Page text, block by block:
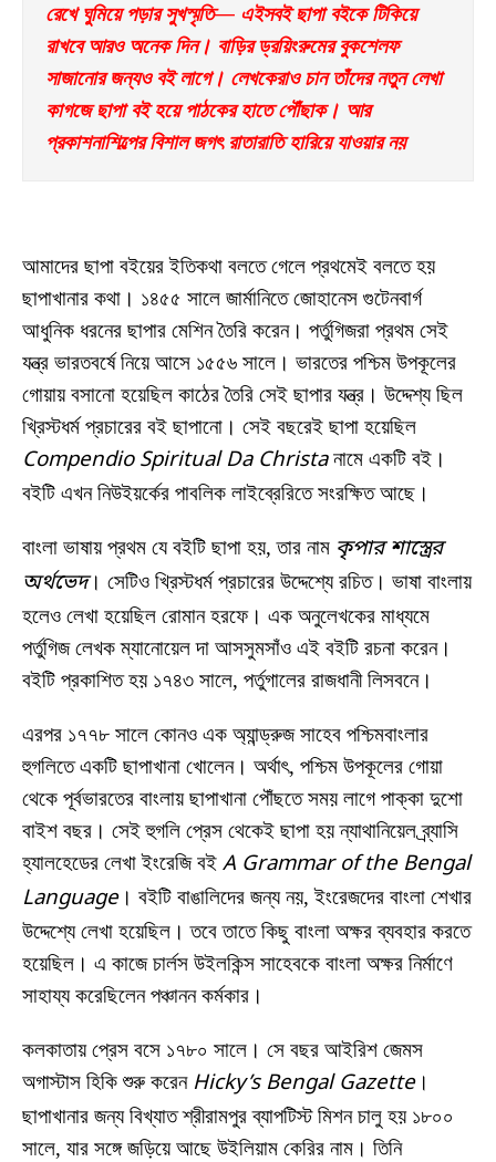
রেখে ঘুমিয়ে পড়ার সুখস্মৃতি— এইসবই ছাপা বইকে টিকিয়ে
রাখবে আরও অনেক দিন। বাড়ির ড্রয়িংরুমের বুকশেলফ
সাজানোর জন্যও বই লাগে। লেখকেরাও চান তাঁদের নতুন লেখা
কাগজে ছাপা বই হয়ে পাঠকের হাতে পৌঁছাক। আর
প্রকাশনাশিল্পের বিশাল জগৎ রাতারাতি হারিয়ে যাওয়ার নয়
আমাদের ছাপা বইয়ের ইতিকথা বলতে গেলে প্রথমেই বলতে হয়
ছাপাখানার কথা। ১৪৫৫ সালে জার্মানিতে জোহানেস গুটেনবার্গ
আধুনিক ধরনের ছাপার মেশিন তৈরি করেন। পর্তুগিজরা প্রথম সেই
যন্ত্র ভারতবর্ষে নিয়ে আসে ১৫৫৬ সালে। ভারতের পশ্চিম উপকূলের
গোয়ায় বসানো হয়েছিল কাঠের তৈরি সেই ছাপার যন্ত্র। উদ্দেশ্য ছিল
খ্রিস্টধর্ম প্রচারের বই ছাপানো। সেই বছরেই ছাপা হয়েছিল
Compendio Spiritual Da Christaনামে একটি বই।
বইটি এখন নিউইয়র্কের পাবলিক লাইব্রেরিতে সংরক্ষিত আছে।
বাংলা ভাষায় প্রথম যে বইটি ছাপা হয়, তার নাম কৃপার শাস্ত্রের
অর্থভেদ। সেটিও খ্রিস্টধর্ম প্রচারের উদ্দেশ্যে রচিত। ভাষা বাংলায়
হলেও লেখা হয়েছিল রোমান হরফে। এক অনুলেখকের মাধ্যমে
পর্তুগিজ লেখক ম্যানোয়েল দা আসসুমসাঁও এই বইটি রচনা করেন।
বইটি প্রকাশিত হয় ১৭৪৩ সালে, পর্তুগালের রাজধানী লিসবনে।
এরপর ১৭৭৮ সালে কোনও এক অ্যান্ড্রুজ সাহেব পশ্চিমবাংলার
হুগলিতে একটি ছাপাখানা খোলেন। অর্থাৎ, পশ্চিম উপকূলের গোয়া
থেকে পূর্বভারতের বাংলায় ছাপাখানা পৌঁছতে সময় লাগে পাক্কা দুশো
বাইশ বছর। সেই হুগলি প্রেস থেকেই ছাপা হয় ন্যাথানিয়েল ব্র্যাসি
হ্যালহেডের লেখা ইংরেজি বই A Grammar of the Bengal
Language। বইটি বাঙালিদের জন্য নয়, ইংরেজদের বাংলা শেখার
উদ্দেশ্যে লেখা হয়েছিল। তবে তাতে কিছু বাংলা অক্ষর ব্যবহার করতে
হয়েছিল। এ কাজে চার্লস উইলকিন্স সাহেবকে বাংলা অক্ষর নির্মাণে
সাহায্য করেছিলেন পঞ্চানন কর্মকার।
কলকাতায় প্রেস বসে ১৭৮০ সালে। সে বছর আইরিশ জেমস
অগাস্টাস হিকি শুরু করেন Hicky’s Bengal Gazette।
ছাপাখানার জন্য বিখ্যাত শ্রীরামপুর ব্যাপটিস্ট মিশন চালু হয় ১৮০০
সালে, যার সঙ্গে জড়িয়ে আছে উইলিয়াম কেরির নাম। তিনি